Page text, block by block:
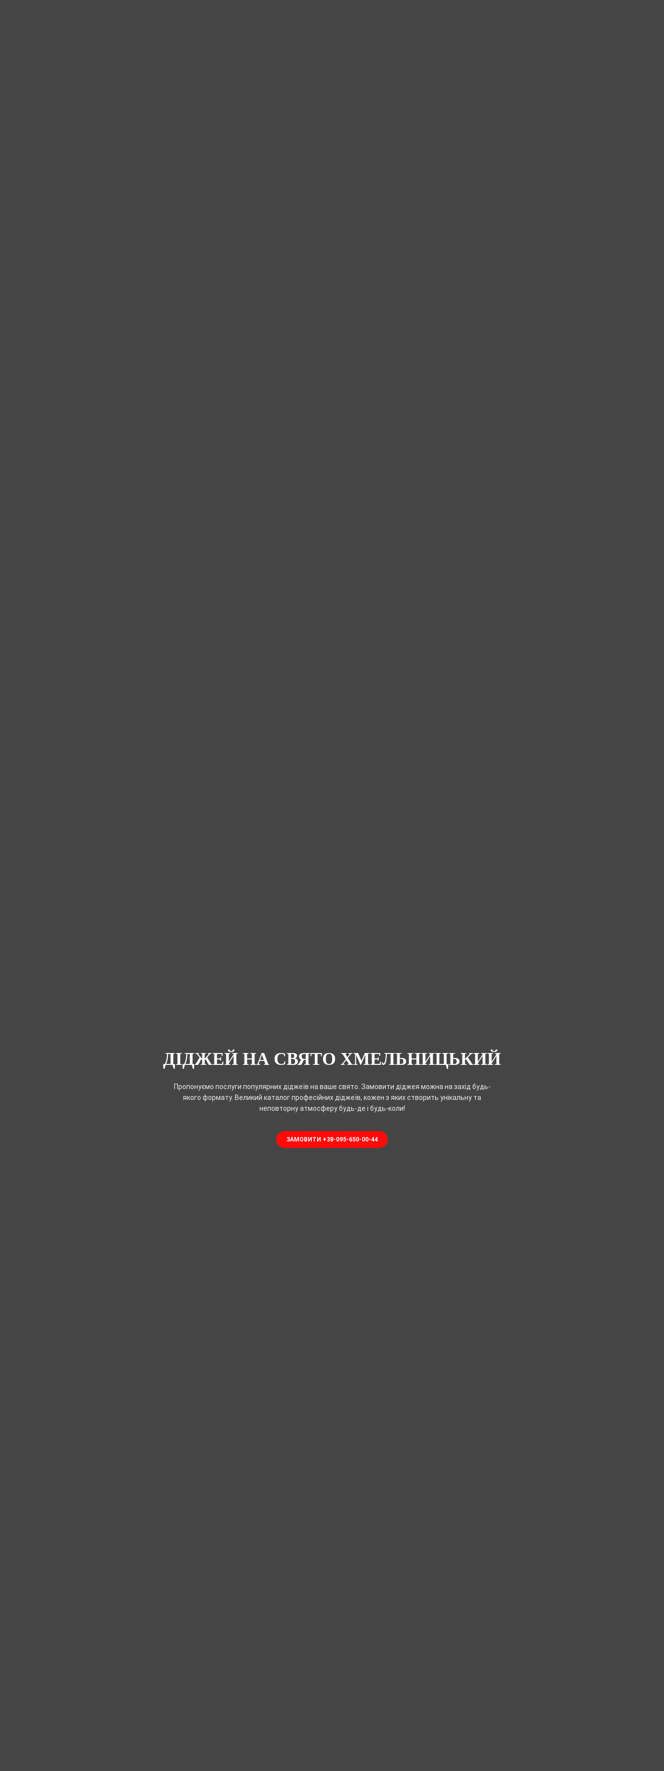
ДІДЖЕЙ НА СВЯТО ХМЕЛЬНИЦЬКИЙ
Пропонуємо послуги популярних діджеїв на ваше свято. Замовити діджея можна на захід будь-
якого формату. Великий каталог професійних діджеїв, кожен з яких створить унікальну та
неповторну атмосферу будь-де і будь-коли!
ЗАМОВИТИ +38-095-650-00-44